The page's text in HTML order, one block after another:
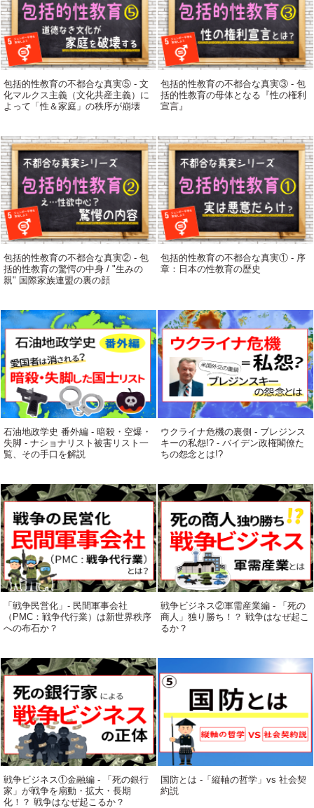
包括的性教育の不都合な真実⑤ - 文
化マルクス主義（文化共産主義）に
よって「性＆家庭」の秩序が崩壊
包括的性教育の不都合な真実③ - 包
括的性教育の母体となる『性の権利
宣言』
包括的性教育の不都合な真実② - 包
括的性教育の驚愕の中身 / "生みの
親" 国際家族連盟の裏の顔
包括的性教育の不都合な真実① - 序
章：日本の性教育の歴史
石油地政学史 番外編 - 暗殺・空爆・
失脚 - ナショナリスト被害リスト一
覧、その手口を解説
ウクライナ危機の裏側 - ブレジンス
キーの私怨!? - バイデン政権閣僚た
ちの怨念とは!?
「戦争民営化」- 民間軍事会社
（PMC：戦争代行業）は新世界秩序
への布石か？
戦争ビジネス②軍需産業編 - 「死の
商人」独り勝ち！？ 戦争はなぜ起こ
るか？
戦争ビジネス①金融編 - 「死の銀行
家」が戦争を扇動・拡大・長期
化！？ 戦争はなぜ起こるか？
国防とは -「縦軸の哲学」vs 社会契
約説